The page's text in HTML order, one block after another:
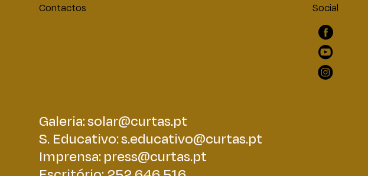
Contactos
Galeria:solar@curtas.pt
S. Educativo:s.educativo@curtas.pt
Imprensa:press@curtas.pt
Social